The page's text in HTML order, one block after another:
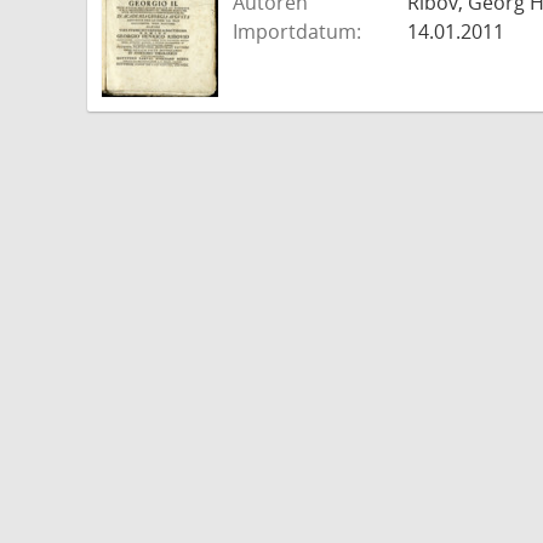
Importdatum:
14.01.2011